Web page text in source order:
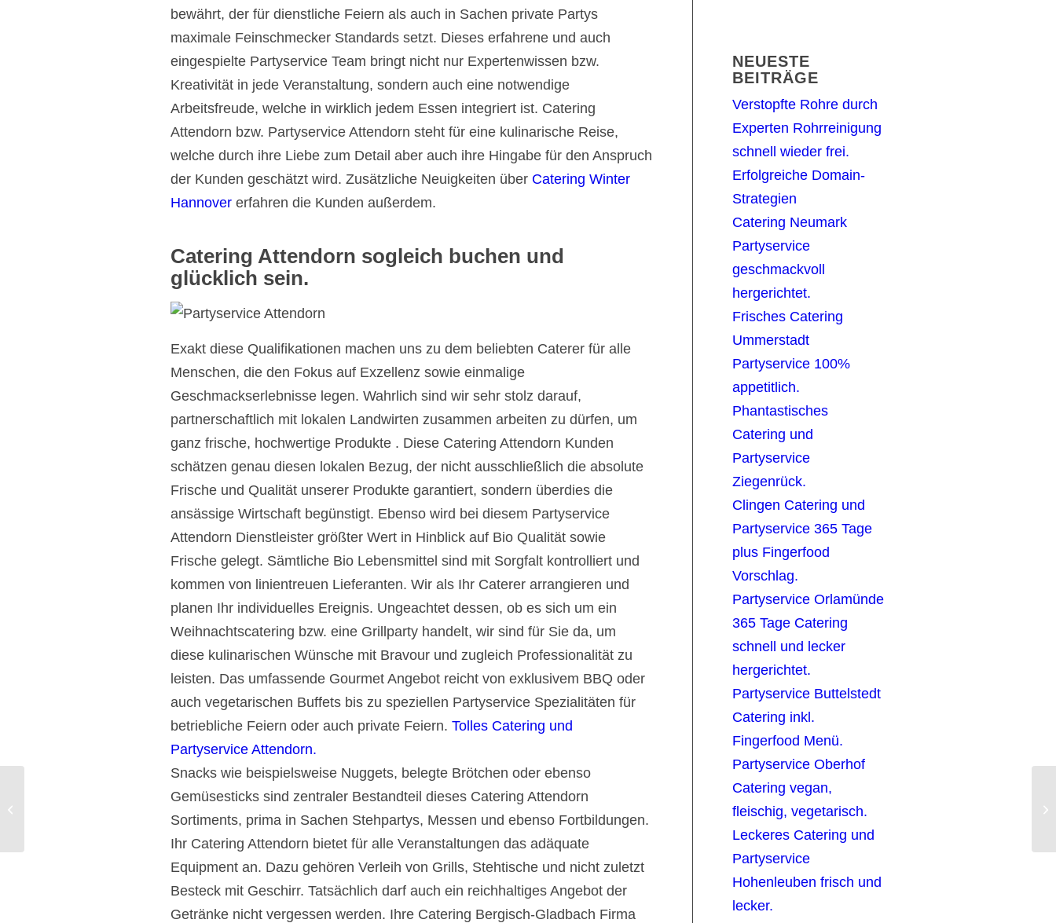
bewährt, der für dienstliche Feiern als auch in Sachen private Partys
maximale Feinschmecker Standards setzt. Dieses erfahrene und auch
eingespielte Partyservice Team bringt nicht nur Expertenwissen bzw.
Kreativität in jede Veranstaltung, sondern auch eine notwendige
Arbeitsfreude, welche in wirklich jedem Essen integriert ist. Catering
Attendorn bzw. Partyservice Attendorn steht für eine kulinarische Reise,
welche durch ihre Liebe zum Detail aber auch ihre Hingabe für den Anspruch
der Kunden geschätzt wird. Zusätzliche Neuigkeiten über Catering Winter
Hannover erfahren die Kunden außerdem.
Catering Attendorn sogleich buchen und
glücklich sein.
Exakt diese Qualifikationen machen uns zu dem beliebten Caterer für alle
Menschen, die den Fokus auf Exzellenz sowie einmalige
Geschmackserlebnisse legen. Wahrlich sind wir sehr stolz darauf,
partnerschaftlich mit lokalen Landwirten zusammen arbeiten zu dürfen, um
ganz frische, hochwertige Produkte . Diese Catering Attendorn Kunden
schätzen genau diesen lokalen Bezug, der nicht ausschließlich die absolute
Frische und Qualität unserer Produkte garantiert, sondern überdies die
ansässige Wirtschaft begünstigt. Ebenso wird bei diesem Partyservice
Attendorn Dienstleister größter Wert in Hinblick auf Bio Qualität sowie
Frische gelegt. Sämtliche Bio Lebensmittel sind mit Sorgfalt kontrolliert und
kommen von linientreuen Lieferanten. Wir als Ihr Caterer arrangieren und
planen Ihr individuelles Ereignis. Ungeachtet dessen, ob es sich um ein
Weihnachtscatering bzw. eine Grillparty handelt, wir sind für Sie da, um
diese kulinarischen Wünsche mit Bravour und zugleich Professionalität zu
leisten. Das umfassende Gourmet Angebot reicht von exklusivem BBQ oder
auch vegetarischen Buffets bis zu speziellen Partyservice Spezialitäten für
betriebliche Feiern oder auch private Feiern. Tolles Catering und
Partyservice Attendorn.
Snacks wie beispielsweise Nuggets, belegte Brötchen oder ebenso
Gemüsesticks sind zentraler Bestandteil dieses Catering Attendorn
Sortiments, prima in Sachen Stehpartys, Messen und ebenso Fortbildungen.
Ihr Catering Attendorn bietet für alle Veranstaltungen das adäquate
Equipment an. Dazu gehören Verleih von Grills, Stehtische und nicht zuletzt
Besteck mit Geschirr. Tatsächlich darf auch ein reichhaltiges Angebot der
Getränke nicht vergessen werden. Ihre Catering Bergisch-Gladbach Firma
NEUESTE
BEITRÄGE
Verstopfte Rohre durch
Experten Rohrreinigung
schnell wieder frei.
Erfolgreiche Domain-
Strategien
Catering Neumark
Partyservice
geschmackvoll
hergerichtet.
Frisches Catering
Ummerstadt
Partyservice 100%
appetitlich.
Phantastisches
Catering und
Partyservice
Ziegenrück.
Clingen Catering und
Partyservice 365 Tage
plus Fingerfood
Vorschlag.
Partyservice Orlamünde
365 Tage Catering
schnell und lecker
hergerichtet.
Partyservice Buttelstedt
Catering inkl.
Fingerfood Menü.
Partyservice Oberhof
Catering vegan,
fleischig, vegetarisch.
Leckeres Catering und
Partyservice
Hohenleuben frisch und
lecker.